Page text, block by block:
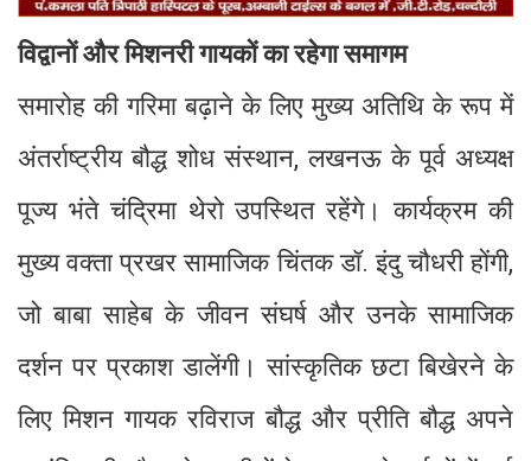
विद्वानों और मिशनरी गायकों का रहेगा समागम
समारोह की गरिमा बढ़ाने के लिए मुख्य अतिथि के रूप में
अंतर्राष्ट्रीय बौद्ध शोध संस्थान, लखनऊ के पूर्व अध्यक्ष
पूज्य भंते चंद्रिमा थेरो उपस्थित रहेंगे। कार्यक्रम की
मुख्य वक्ता प्रखर सामाजिक चिंतक डॉ. इंदु चौधरी होंगी,
जो बाबा साहेब के जीवन संघर्ष और उनके सामाजिक
दर्शन पर प्रकाश डालेंगी। सांस्कृतिक छटा बिखेरने के
लिए मिशन गायक रविराज बौद्ध और प्रीति बौद्ध अपने